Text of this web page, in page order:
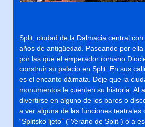
Split, ciudad de la Dalmacia central con
años de antigüedad. Paseando por
por las que el emperador romano
construir su palacio en Split. En sus
es el encanto dálmata. Deje que la
monumentos le cuenten su historia. Al
divertirse en alguno de los bares o
a ver alguna de las funciones teatrales
“Splitsko ljeto” (“Verano de Split”) o a